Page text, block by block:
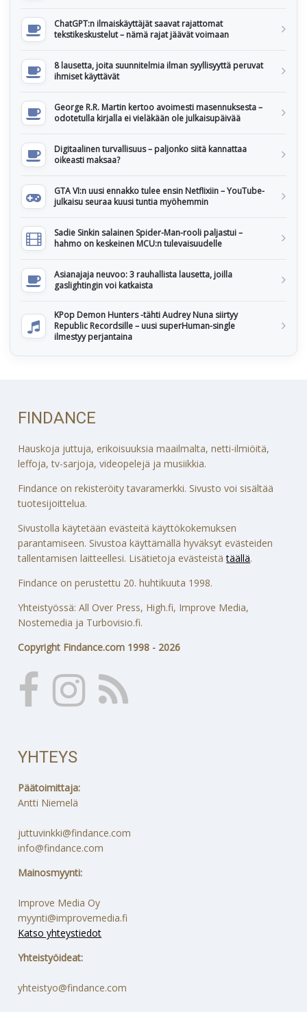
ChatGPT:n ilmaiskäyttäjät saavat rajattomat
tekstikeskustelut – nämä rajat jäävät voimaan
8 lausetta, joita suunnitelmia ilman syyllisyyttä peruvat
ihmiset käyttävät
George R.R. Martin kertoo avoimesti masennuksesta –
odotetulla kirjalla ei vieläkään ole julkaisupäivää
Digitaalinen turvallisuus – paljonko siitä kannattaa
oikeasti maksaa?
GTA VI:n uusi ennakko tulee ensin Netflixiin – YouTube-
julkaisu seuraa kuusi tuntia myöhemmin
Sadie Sinkin salainen Spider-Man-rooli paljastui –
hahmo on keskeinen MCU:n tulevaisuudelle
Asianajaja neuvoo: 3 rauhallista lausetta, joilla
gaslightingin voi katkaista
KPop Demon Hunters -tähti Audrey Nuna siirtyy
Republic Recordsille – uusi superHuman-single
ilmestyy perjantaina
FINDANCE
Hauskoja juttuja, erikoisuuksia maailmalta, netti-ilmiöitä,
leffoja, tv-sarjoja, videopelejä ja musiikkia.
Findance on rekisteröity tavaramerkki. Sivusto voi sisältää
tuotesijoittelua.
Sivustolla käytetään evästeitä käyttökokemuksen
parantamiseen. Sivustoa käyttämällä hyväksyt evästeiden
tallentamisen laitteellesi. Lisätietoja evästeistätäällä.
Findance on perustettu 20. huhtikuuta 1998.
Yhteistyössä: All Over Press, High.fi, Improve Media,
Nostemedia ja Turbovisio.fi.
Copyright Findance.com 1998 - 2026
YHTEYS
Päätoimittaja:
Antti Niemelä
juttuvinkki@findance.com
info@findance.com
Mainosmyynti:
Improve Media Oy
myynti@improvemedia.fi
Katso yhteystiedot
Yhteistyöideat:
yhteistyo@findance.com